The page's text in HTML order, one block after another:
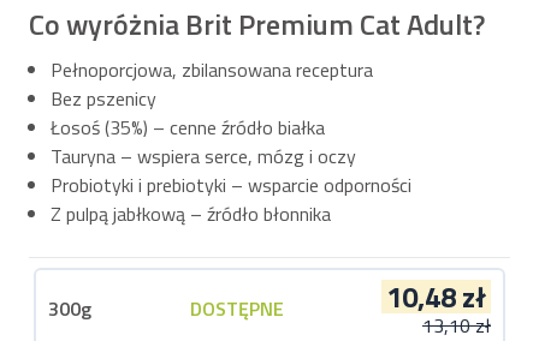
Co wyróżnia Brit Premium Cat Adult?
Pełnoporcjowa, zbilansowana receptura
Bez pszenicy
Łosoś (35%) – cenne źródło białka
Tauryna – wspiera serce, mózg i oczy
Probiotyki i prebiotyki – wsparcie odporności
Z pulpą jabłkową – źródło błonnika
300g DOSTĘPNE 10,48 zł
13,10 zł